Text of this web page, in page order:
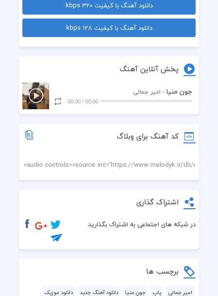
  راز عشق و قصه های عاشقی یارم
  جون منیا
  خدا تورو واسه من نگه داره
دانلود آهنگ با کیفیت 320 kbps
دانلود آهنگ با کیفیت 128 kbps
پخش آنلاین آهنگ
جون منیا - امیر جمالی
00:00
/
00:00
کد آهنگ برای وبلاگ
اشتراک گذاری
در شبکه های اجتماعی به اشتراک بگذارید
برچسب ها
امیر جمالی پاپ جون منیا دانلود آهنگ جدید
دانلود موزیک